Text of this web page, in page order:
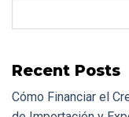
Recent Posts
Cómo Financiar el